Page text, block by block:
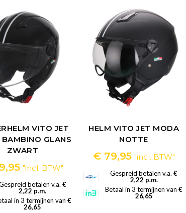
VITO JET
GLANS
ZWART
"incl. BTW"
betalen v.a. €
2,22 p.m.
in 3 termijnen van €
26,65
HELM VITO JET MODA
NOTTE
€79,95 "incl. BTW"
Gespreid betalen v.a.€
2,22 p.m.
Betaal in 3 termijnen van€
26,65